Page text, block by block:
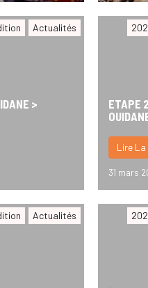
Actualités
>
ETAPE
Lire
31 mars
Actualités